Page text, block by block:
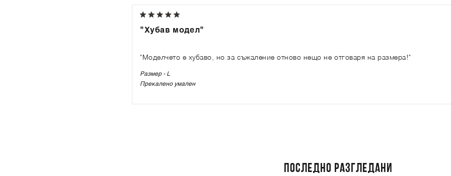
"Хубав модел"
"Моделчето е хубаво, но за съжаление отново нещо не отговаря на размера!"
Размер - L
Прекалено умален
ПОСЛЕДНО РАЗГЛЕДАНИ